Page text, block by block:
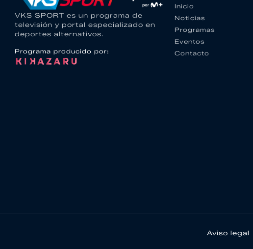
VKS SPORT es un programa de
televisión y portal especializado en
deportes alternativos.
Programa producido por:
Inicio
Noticias
Programas
Eventos
Contacto
Aviso legal